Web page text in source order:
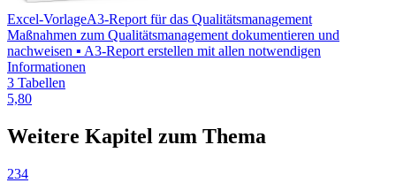
Excel-VorlageA3-Report für das Qualitätsmanagement
Maßnahmen zum Qualitätsmanagement dokumentieren und
nachweisen ▪ A3-Report erstellen mit allen notwendigen
Informationen
3 Tabellen
5,80
Weitere Kapitel zum Thema
234